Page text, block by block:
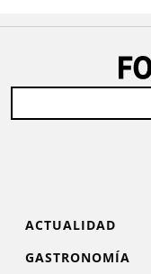
ACTUALIDAD
GASTRONOMÍA